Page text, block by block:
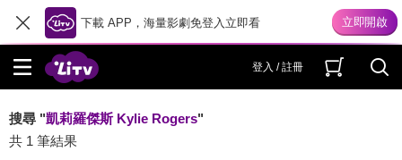
下載 APP，海量影劇免登入立即看
登入 / 註冊
搜尋 "凱莉羅傑斯 Kylie Rogers"
共 1 筆結果